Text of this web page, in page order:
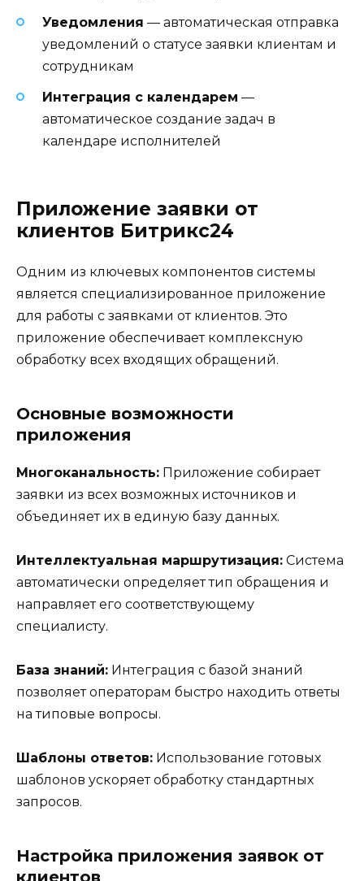
Уведомления — автоматическая отправка
уведомлений о статусе заявки клиентам и
сотрудникам
Интеграция с календарем —
автоматическое создание задач в
календаре исполнителей
Приложение заявки от
клиентов Битрикс24
Одним из ключевых компонентов системы
является специализированное приложение
для работы с заявками от клиентов. Это
приложение обеспечивает комплексную
обработку всех входящих обращений.
Основные возможности
приложения
Многоканальность: Приложение собирает
заявки из всех возможных источников и
объединяет их в единую базу данных.
Интеллектуальная маршрутизация: Система
автоматически определяет тип обращения и
направляет его соответствующему
специалисту.
База знаний: Интеграция с базой знаний
позволяет операторам быстро находить ответы
на типовые вопросы.
Шаблоны ответов: Использование готовых
шаблонов ускоряет обработку стандартных
запросов.
Настройка приложения заявок от